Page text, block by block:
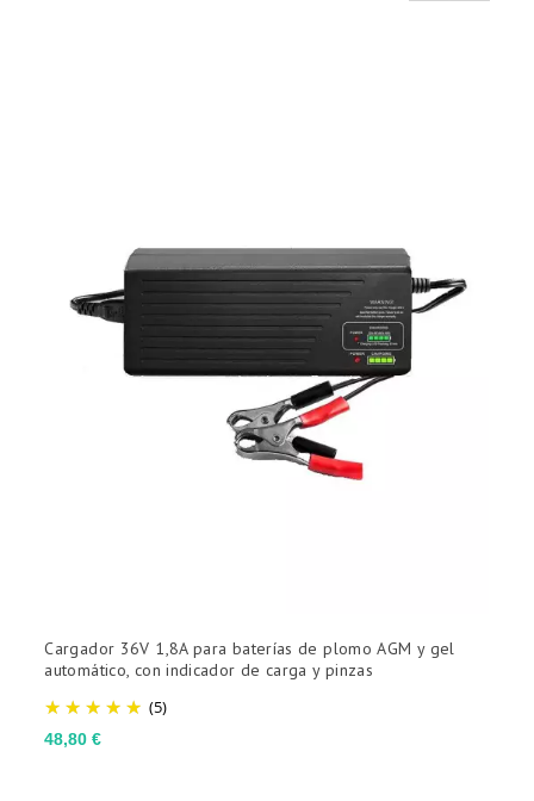
(5)
Precio
48,80 €
Cargador 36V 1,8A para baterías de plomo AGM y gel
automático, con indicador de carga y pinzas